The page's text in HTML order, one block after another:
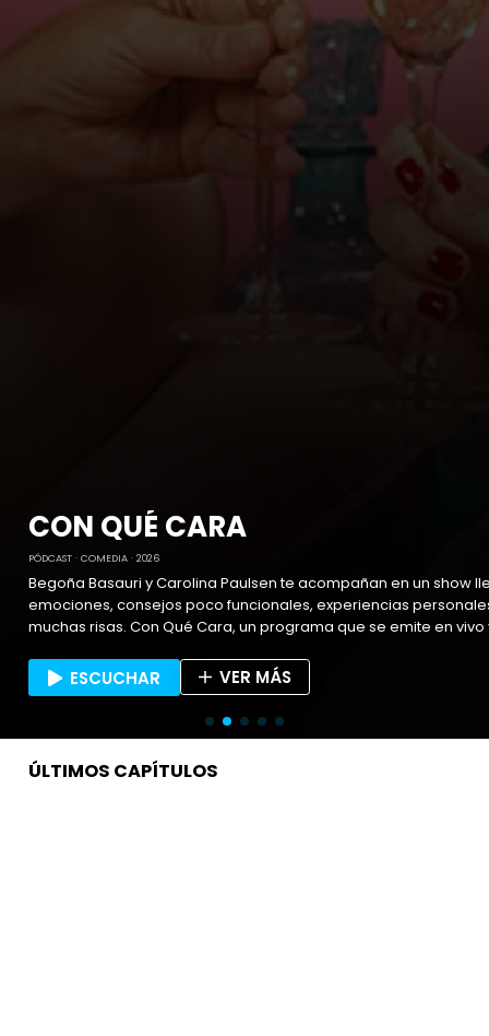
CON QUÉ CARA
PÓDCAST COMEDIA 2026
Begoña Basauri y Carolina Paulsen te acompañan en un show
emociones, consejos poco funcionales, experiencias
muchas risas. Con Qué Cara, un programa que se emite en vivo y luego
ESCUCHAR VER MÁS
ÚLTIMOS CAPÍTULOS